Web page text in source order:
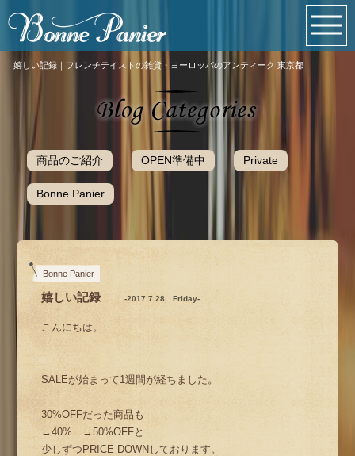
嬉しい記録｜フレンチテイストの雑貨・ヨーロッパのアンティーク 東京都
商品のご紹介 OPEN準備中 Private
Bonne Panier
Bonne Panier
嬉しい記録 -2017.7.28 Friday-
こんにちは。
SALEが始まって1週間が経ちました。
30%OFFだった商品も
→40% →50%OFFと
少しずつPRICE DOWNしております。